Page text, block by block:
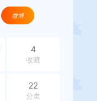
微博
4
收藏
22
分类